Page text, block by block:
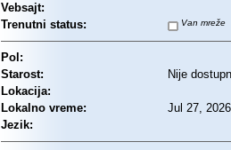
Vebsajt:
Trenutni status:
Van mreže
Pol:
Starost:
Nije
Lokacija:
Lokalno vreme:
Jul 27,
Jezik: